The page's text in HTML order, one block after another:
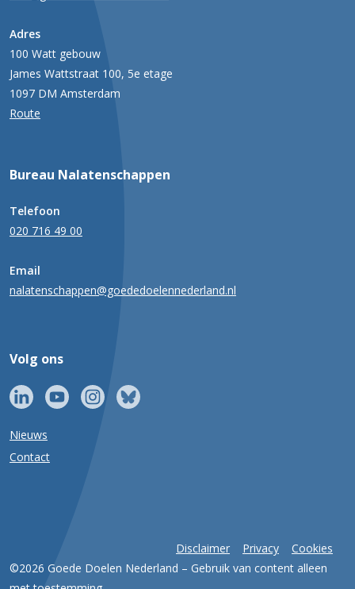
Adres
100 Watt gebouw
James Wattstraat 100, 5e etage
1097 DM Amsterdam
Route
Bureau Nalatenschappen
Telefoon
020 716 49 00
Email
nalatenschappen@goededoelennederland.nl
Volg ons
Nieuws
Contact
Disclaimer Privacy
Cookies
©2026 Goede Doelen Nederland – Gebruik van content alleen